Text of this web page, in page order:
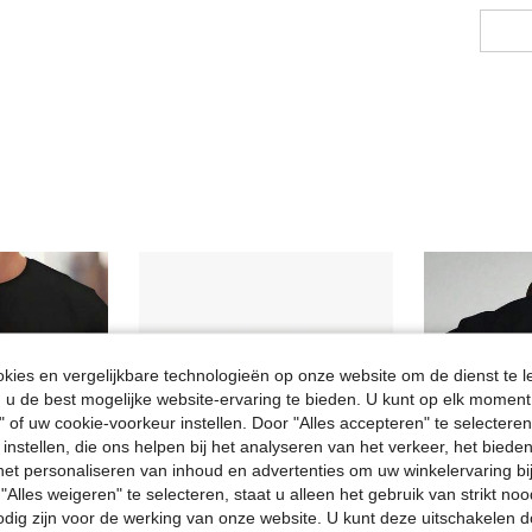
en vergelijkbare technologieën op onze website om de dienst te
de best mogelijke website-ervaring te bieden. U kunt op elk
of uw cookie-voorkeur instellen. Door "Alles accepteren" te
die ons helpen bij het analyseren van het verkeer, het
personaliseren van inhoud en advertenties om uw winkelervaring
weigeren" te selecteren, staat u alleen het gebruik van strikt
zijn voor de werking van onze website. U kunt deze uitschakelen